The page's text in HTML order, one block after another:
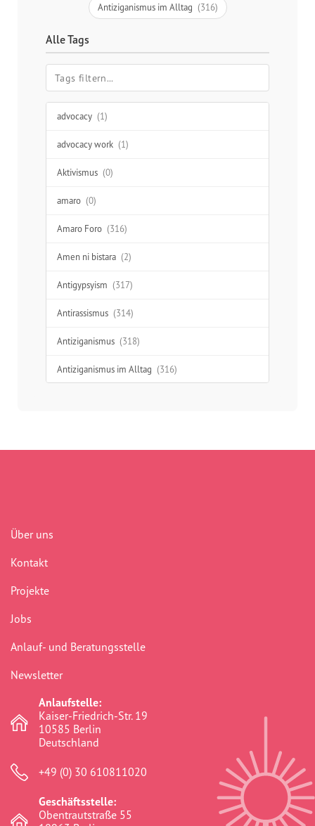
Antiziganismus im Alltag (316)
Alle Tags
advocacy (1)
advocacy work (1)
Aktivismus (0)
amaro (0)
Amaro Foro (316)
Amen ni bistara (2)
Antigypsyism (317)
Antirassismus (314)
Antiziganismus (318)
Antiziganismus im Alltag (316)
Austausch (48)
Chancengerechtigkeit
commemoration
Community
crosshairs (0)
Diskriminierung (315)
Über uns
Kontakt
Projekte
Jobs
Anlauf- und Beratungsstelle
Newsletter
Anlaufstelle:
Kaiser-Friedrich-Str. 19
10585 Berlin
Deutschland
+49 (0) 30 610811020
Geschäftsstelle:
Obentrautstraße 55